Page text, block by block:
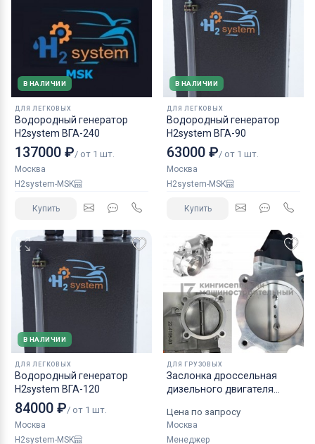
В НАЛИЧИИ
ДЛЯ ЛЕГКОВЫХ
Водородный генератор
H2system ВГА-240
137000 ₽/ от 1 шт.
Москва
H2system-MSK
Купить
В НАЛИЧИИ
ДЛЯ ЛЕГКОВЫХ
Водородный генератор
H2system ВГА-90
63000 ₽/ от 1 шт.
Москва
H2system-MSK
Купить
В НАЛИЧИИ
ДЛЯ ЛЕГКОВЫХ
Водородный генератор
H2system ВГА-120
84000 ₽/ от 1 шт.
Москва
H2system-MSK
ДЛЯ ГРУЗОВЫХ
Заслонка дроссельная
дизельного двигателя
Цена по запросу
Москва
Менеджер